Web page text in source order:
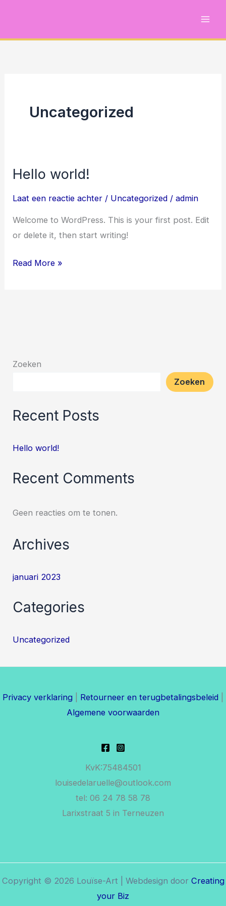
de
Uncategorized
Hello world!
Laat een reactie achter / Uncategorized /admin
Welcome to WordPress. This is your first post. Edit
or delete it, then start writing!
Hello
Read More »
Zoeken
Zoeken
Recent Posts
Hello world!
Recent Comments
Geen reacties om te tonen.
Archives
januari 2023
Categories
Uncategorized
Privacy verklaring Retourneer en terugbetalingsbeleid
Algemene voorwaarden
KvK:75484501
louisedelaruelle@outlook.com
tel: 06 24 78 58 78
Larixstraat 5 in Terneuzen
Copyright © 2026 Louïse-Art | Webdesign door Creating
your Biz